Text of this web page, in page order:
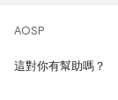
AOSP
這對你有幫助嗎？